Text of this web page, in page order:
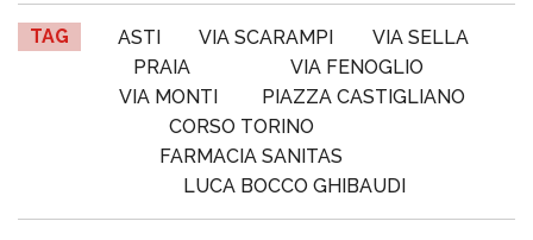
TAG ASTI VIA SCARAMPI
VIA SELLA
PRAIA
VIA FENOGLIO
VIA MONTI
PIAZZA CASTIGLIANO
CORSO TORINO
FARMACIA SANITAS
LUCA BOCCO GHIBAUDI